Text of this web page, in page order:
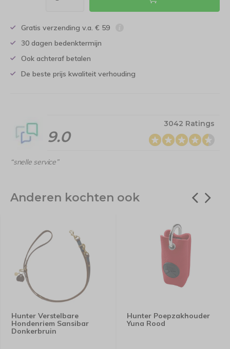
Gratis verzending v.a. € 59
30 dagen bedenktermijn
Ook achteraf betalen
De beste prijs kwaliteit verhouding
9.0
3042 Ratings
“snelle service”
Anderen kochten ook
Hunter Verstelbare
Hondenriem Sansibar
Donkerbruin
Hunter Poepzakhouder
Yuna Rood